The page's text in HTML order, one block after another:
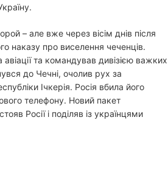
– але вже через вісім днів після
наказу про виселення чеченців.
та командував дивізією важких
до Чечні, очолив рух за
Ічкерія. Росія вбила його
телефону. Новий пакет
Росії і поділяв із українцями